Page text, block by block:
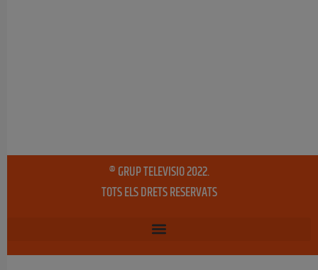
® GRUP TELEVISIO 2022.
TOTS ELS DRETS RESERVATS